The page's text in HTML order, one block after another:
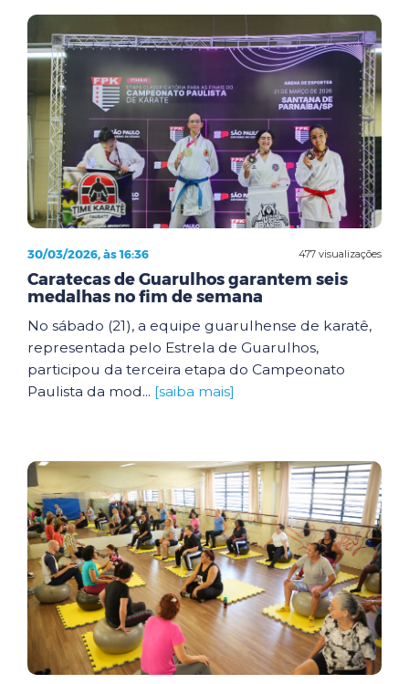
477 visualizações
30/03/2026, às 16:36
Caratecas de Guarulhos garantem seis
medalhas no fim de semana
No sábado (21), a equipe guarulhense de karatê,
representada pelo Estrela de Guarulhos,
participou da terceira etapa do Campeonato
Paulista da mod... [saiba mais]